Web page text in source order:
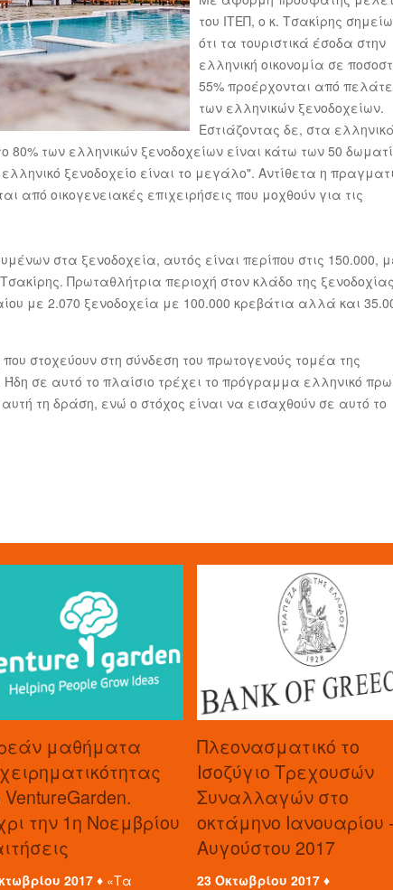
του ΙΤΕΠ, ο κ. Τσακίρης
ότι τα τουριστικά έσοδα στην
ελληνική οικονομία σε
55% προέρχονται από
των ελληνικών ξενοδοχείων.
Εστιάζοντας δε, στα
80% των ελληνικών ξενοδοχείων είναι κάτω των 50
ξενοδοχείο είναι το μεγάλο". Αντίθετα η
από οικογενειακές επιχειρήσεις που μοχθούν για τις
στα ξενοδοχεία, αυτός είναι περίπου στις 150.000,
Πρωταθλήτρια περιοχή στον κλάδο της ξενοδοχίας
με 2.070 ξενοδοχεία με 100.000 κρεβάτια αλλά και
στοχεύουν στη σύνδεση του πρωτογενούς τομέα της
σε αυτό το πλαίσιο τρέχει το πρόγραμμα ελληνικό
τη δράση, ενώ ο στόχος είναι να εισαχθούν σε αυτό το
μαθήματα
VentureGarden.
την 1η Νοεμβρίου
2017 ♦ «Τα
Πλεονασματικό το
Ισοζύγιο Τρεχουσών
Συναλλαγών στο
οκτάμηνο Ιανουαρίου -
Αυγούστου 2017
23 Οκτωβρίου 2017 ♦